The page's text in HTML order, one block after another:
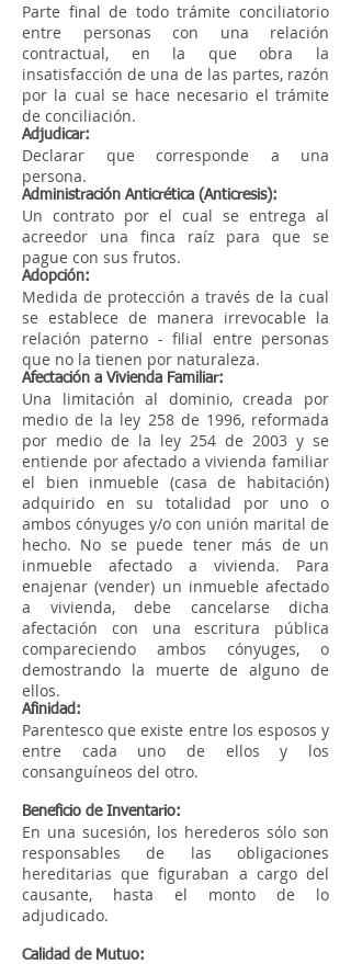
Parte final de todo trámite conciliatorio
entre personas con una relación
contractual, en la que obra la
insatisfacción de una de las partes, razón
por la cual se hace necesario el trámite
de conciliación.
Adjudicar:
Declarar que corresponde a una
persona.
Administración Anticrética (Anticresis):
Un contrato por el cual se entrega al
acreedor una finca raíz para que se
pague con sus frutos.
Adopción:
Medida de protección a través de la cual
se establece de manera irrevocable la
relación paterno - filial entre personas
que no la tienen por naturaleza.
Afectación a Vivienda Familiar:
Una limitación al dominio, creada por
medio de la ley 258 de 1996, reformada
por medio de la ley 254 de 2003 y se
entiende por afectado a vivienda familiar
el bien inmueble (casa de habitación)
adquirido en su totalidad por uno o
ambos cónyuges y/o con unión marital de
hecho. No se puede tener más de un
inmueble afectado a vivienda. Para
enajenar (vender) un inmueble afectado
a vivienda, debe cancelarse dicha
afectación con una escritura pública
compareciendo ambos cónyuges, o
demostrando la muerte de alguno de
ellos.
Afinidad:
Parentesco que existe entre los esposos y
entre cada uno de ellos y los
consanguíneos del otro.
Beneficio de Inventario:
En una sucesión, los herederos sólo son
responsables de las obligaciones
hereditarias que figuraban a cargo del
causante, hasta el monto de lo
adjudicado.
Calidad de Mutuo: